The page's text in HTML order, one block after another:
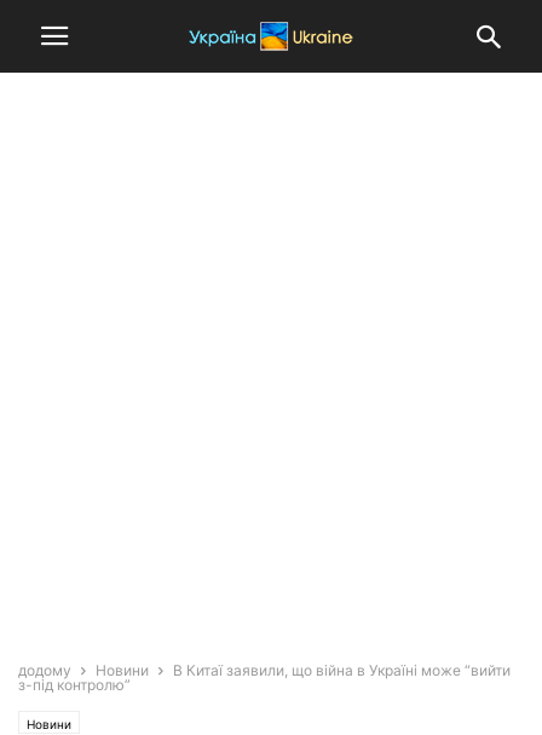
додому Новини
В Китаї заявили, що війна в Україні може “вийти
з-під контролю”
Новини